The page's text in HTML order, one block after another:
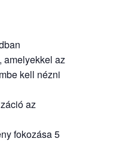
amelyekkel az
kell nézni
az
fokozása 5